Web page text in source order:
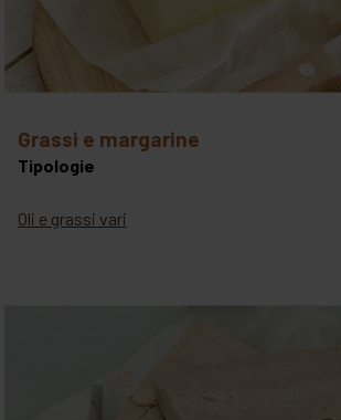
grassi e margarine
Tipologie
Oli e grassi vari